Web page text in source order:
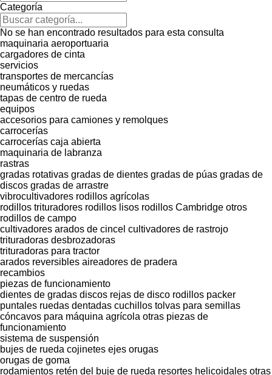
Categoría
No se han encontrado resultados para esta consulta
maquinaria aeroportuaria
cargadores de cinta
servicios
transportes de mercancías
neumáticos y ruedas
tapas de centro de rueda
equipos
accesorios para camiones y remolques
carrocerías
carrocerías caja abierta
maquinaria de labranza
rastras
gradas rotativas gradas de dientes gradas de púas gradas de
discos gradas de arrastre
vibrocultivadores rodillos agrícolas
rodillos trituradores rodillos lisos rodillos Cambridge otros
rodillos de campo
cultivadores arados de cincel cultivadores de rastrojo
trituradoras desbrozadoras
trituradoras para tractor
arados reversibles aireadores de pradera
recambios
piezas de funcionamiento
dientes de gradas discos rejas de disco rodillos packer
puntales ruedas dentadas cuchillos tolvas para semillas
cóncavos para máquina agrícola otras piezas de
funcionamiento
sistema de suspensión
bujes de rueda cojinetes ejes orugas
orugas de goma
rodamientos retén del buje de rueda resortes helicoidales otras